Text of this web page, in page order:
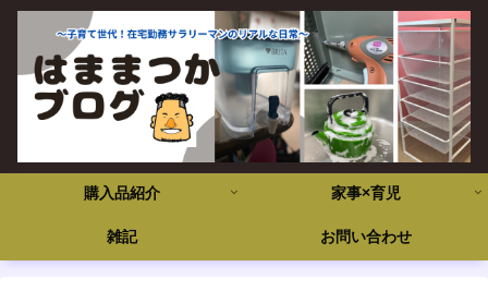
購入品紹介 家事×育児
雑記 お問い合わせ